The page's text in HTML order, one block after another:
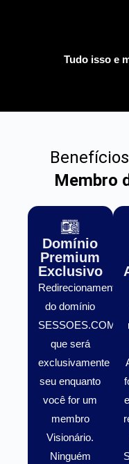
Tudo isso e
Membro
Domínio
Premium
Exclusivo
Redirecionamento
do domínio
que será
exclusivamente
seu enquanto
você for um
membro
Visionário.
Ninguém